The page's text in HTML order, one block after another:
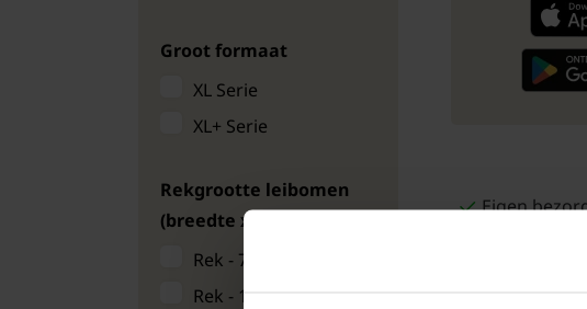
Groot formaat
XL Serie
XL+ Serie
Rekgrootte leibomen
(breedte x hoogte)
Rek - 70 x 120 cm
Rek - 110x160 cm
Eigen